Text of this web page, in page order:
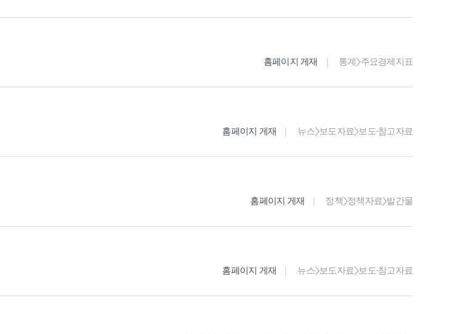
홈페이지 게재 통계>주요경제지표
홈페이지 게재 뉴스>보도자료>보도·참고자료
홈페이지 게재 정책>정책자료>발간물
홈페이지 게재 뉴스>보도자료>보도·참고자료